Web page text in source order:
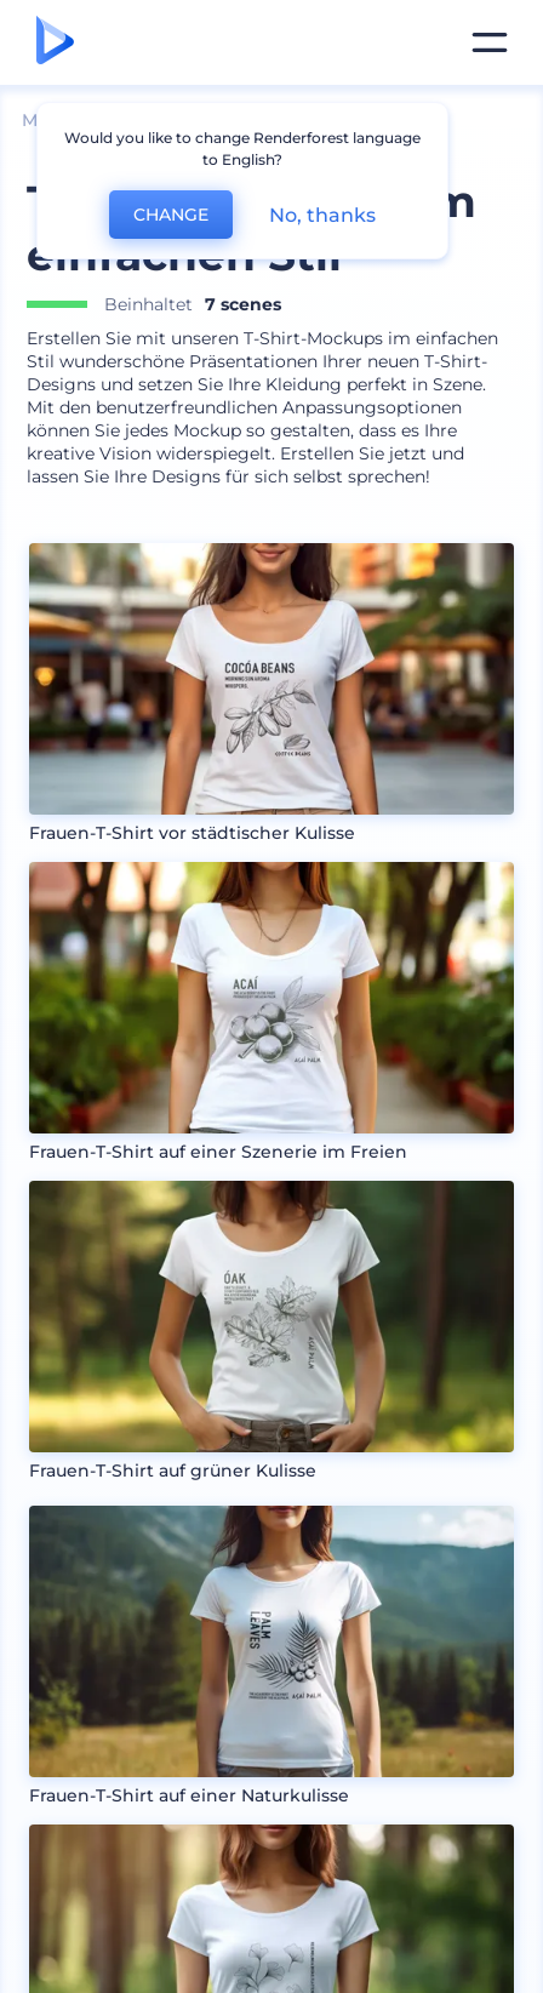
Mockups
T-Shirt-Mockups im
einfachen Stil
Beinhaltet
7 scenes
Erstellen Sie mit unseren T-Shirt-Mockups im einfachen
Stil wunderschöne Präsentationen Ihrer neuen T-Shirt-
Designs und setzen Sie Ihre Kleidung perfekt in Szene.
Mit den benutzerfreundlichen Anpassungsoptionen
können Sie jedes Mockup so gestalten, dass es Ihre
kreative Vision widerspiegelt. Erstellen Sie jetzt und
lassen Sie Ihre Designs für sich selbst sprechen!
Frauen-T-Shirt vor städtischer Kulisse
Frauen-T-Shirt auf einer Szenerie im Freien
Frauen-T-Shirt auf grüner Kulisse
Frauen-T-Shirt auf einer Naturkulisse
Would you like to change Renderforest language
to English?
CHANGE No, thanks